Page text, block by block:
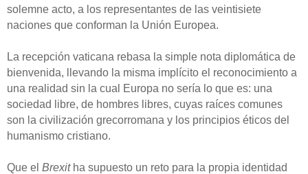
solemne acto, a los representantes de las veintisiete
naciones que conforman la Unión Europea.
La recepción vaticana rebasa la simple nota diplomática de
bienvenida, llevando la misma implícito el reconocimiento a
una realidad sin la cual Europa no sería lo que es: una
sociedad libre, de hombres libres, cuyas raíces comunes
son la civilización grecorromana y los principios éticos del
humanismo cristiano.
Que el Brexitha supuesto un reto para la propia identidad